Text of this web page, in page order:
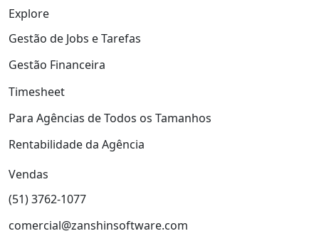
Explore
Gestão de Jobs e Tarefas
Gestão Financeira
Timesheet
Para Agências de Todos os Tamanhos
Rentabilidade da Agência
Vendas
(51) 3762-1077
comercial@zanshinsoftware.com